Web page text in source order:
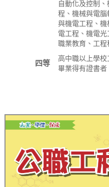
自動化及控制
程、機械與電
與機電工程、
電工程、機電光
職業教育、工程
四等
高中職以上學
畢業得有證書者